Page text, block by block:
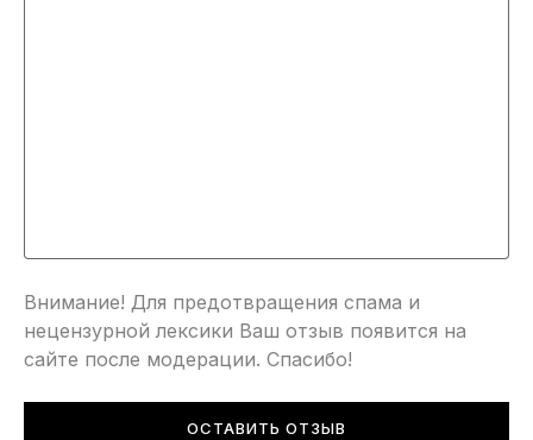
Внимание! Для предотвращения спама и
нецензурной лексики Ваш отзыв появится на
сайте после модерации. Спасибо!
ОСТАВИТЬ ОТЗЫВ